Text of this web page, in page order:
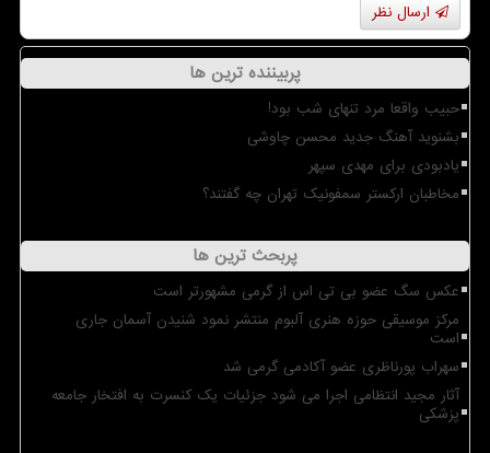
ارسال نظر
پربیننده ترین ها
حبیب واقعا مرد تنهای شب بود!
بشنوید آهنگ جدید محسن چاوشی
یادبودی برای مهدی سپهر
مخاطبان ارکستر سمفونیک تهران چه گفتند؟
پربحث ترین ها
عکس سگ عضو بی تی اس از گرمی مشهورتر است
مرکز موسیقی حوزه هنری آلبوم منتشر نمود شنیدن آسمان جاری
است
سهراب پورناظری عضو آکادمی گرمی شد
آثار مجید انتظامی اجرا می شود جزئیات یک کنسرت به افتخار جامعه
پزشکی